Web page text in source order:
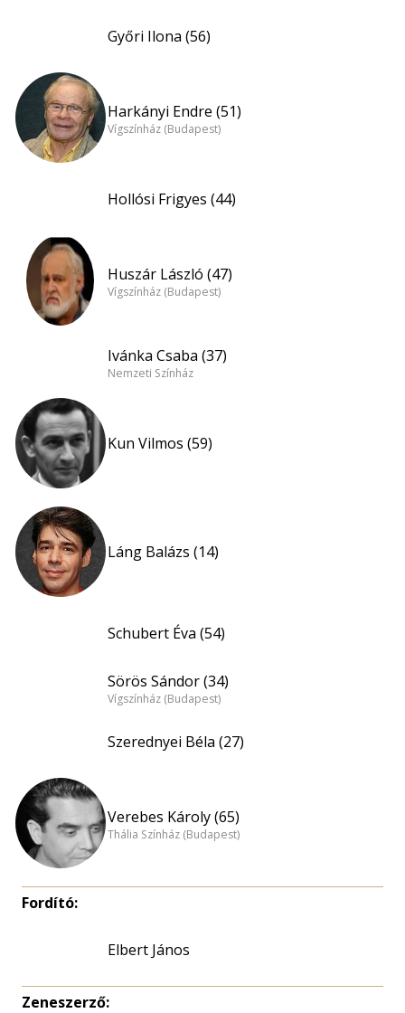
Győri Ilona (56)
Harkányi Endre (51)
Vígszínház (Budapest)
Hollósi Frigyes (44)
Huszár László (47)
Vígszínház (Budapest)
Ivánka Csaba (37)
Nemzeti Színház
Kun Vilmos (59)
Láng Balázs (14)
Schubert Éva (54)
Sörös Sándor (34)
Vígszínház (Budapest)
Szerednyei Béla (27)
Verebes Károly (65)
Thália Színház (Budapest)
Fordító:
Elbert János
Zeneszerző: